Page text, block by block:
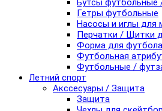
Бутсы футбольные
Гетры футбольные
Насосы и иглы для
Перчатки / Щитки
Форма для футбола
Футбольная
Футбольные /
Летний спорт
Акссесуары / Защита
Защита